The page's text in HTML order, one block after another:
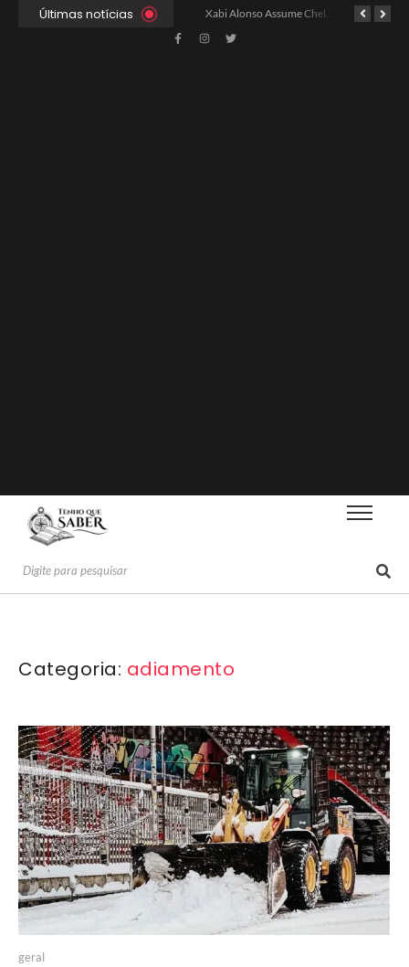
Últimas notícias
Ancelotti Avalia Elenco Final para Convocação da Copa Xabi Alonso Assume Chelsea: Nova Estratégia Gerencial e Contrato Até 2030
Categoria: adiamento
geral